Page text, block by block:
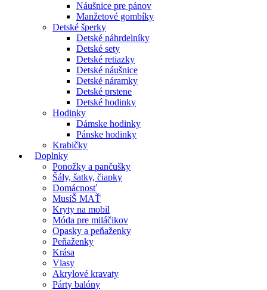
Náušnice pre pánov
Manžetové gombíky
Detské šperky
Detské náhrdelníky
Detské sety
Detské retiazky
Detské náušnice
Detské náramky
Detské prstene
Detské hodinky
Hodinky
Dámske hodinky
Pánske hodinky
Krabičky
Doplnky
Ponožky a pančušky
Šály, šatky, čiapky
Domácnosť
MusíŠ MAŤ
Kryty na mobil
Móda pre miláčikov
Opasky a peňaženky
Peňaženky
Krása
Vlasy
Akrylové kravaty
Párty balóny